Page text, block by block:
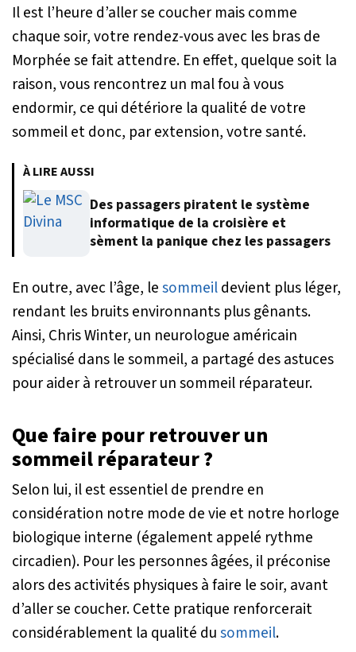
Il est l’heure d’aller se coucher mais comme
chaque soir, votre rendez-vous avec les bras de
Morphée se fait attendre. En effet, quelque soit la
raison, vous rencontrez un mal fou à vous
endormir, ce qui détériore la qualité de votre
sommeil et donc, par extension, votre santé.
À LIRE AUSSI
Des passagers piratent le système
informatique de la croisière et
sèment la panique chez les passagers
En outre, avec l’âge, lesommeildevient plus léger,
rendant les bruits environnants plus gênants.
Ainsi, Chris Winter, un neurologue américain
spécialisé dans le sommeil, a partagé des astuces
pour aider à retrouver un sommeil réparateur.
Que faire pour retrouver un
sommeil réparateur ?
Selon lui, il est essentiel de prendre en
considération notre mode de vie et notre horloge
biologique interne (également appelé rythme
circadien). Pour les personnes âgées, il préconise
alors des activités physiques à faire le soir, avant
d’aller se coucher. Cette pratique renforcerait
considérablement la qualité dusommeil.